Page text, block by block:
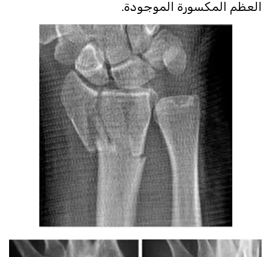
العظم المكسورة الموجودة.